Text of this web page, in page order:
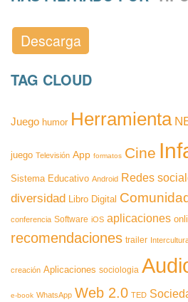
Descarga
TAG CLOUD
Juego humor Herramienta
juego Televisión App formatos Cine
Sistema Educativo Android Redes
diversidad Libro Digital
conferencia Software iOS aplicaciones
recomendaciones trailer
creación Aplicaciones sociologia
e-book WhatsApp Web 2.0 TED